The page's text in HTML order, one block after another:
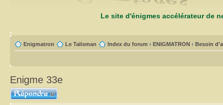
Le site d'énigmes accélérateur de
Enigmatron Le Talisman Index du forum ‹ ENIGMATRON ‹ Besoin
Enigme 33e
Répondre